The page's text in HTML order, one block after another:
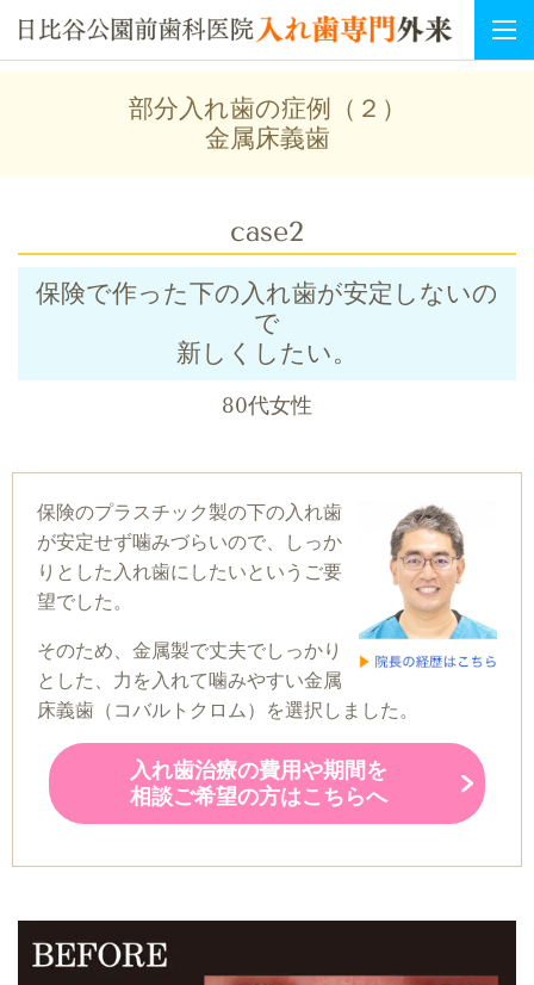
部分入れ歯の症例（２）
金属床義歯
case2
保険で作った下の入れ歯が安定しないの
で
新しくしたい。
80代女性
保険のプラスチック製の下の入れ歯
が安定せず噛みづらいので、しっか
りとした入れ歯にしたいというご要
望でした。
そのため、金属製で丈夫でしっかり
とした、力を入れて噛みやすい金属
床義歯（コバルトクロム）を選択しました。
入れ歯治療の費用や期間を
相談ご希望の方はこちらへ